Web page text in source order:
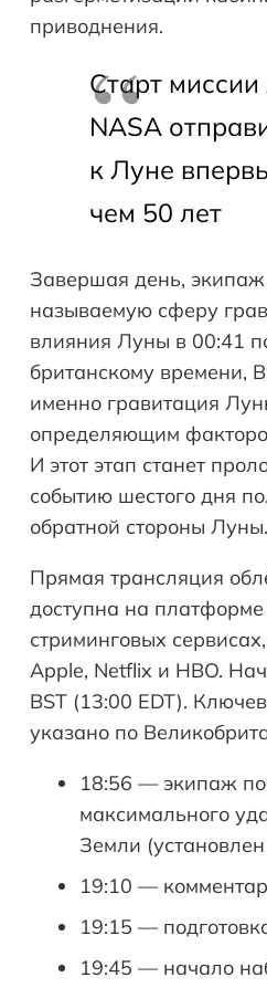
приводнения.
Старт
NASA
к Луне
чем 50 лет
Завершая день,
называемую сферу
влияния Луны в 00:41
британскому времени,
именно гравитация
определяющим
И этот этап станет
событию шестого дня
обратной стороны Луны.
Прямая трансляция
доступна на
стриминговых
Apple, Netflix и HBO.
BST (13:00 EDT).
указано по
18:56 — экипаж
максимального
Земли
19:10 —
19:15 —
19:45 — начало